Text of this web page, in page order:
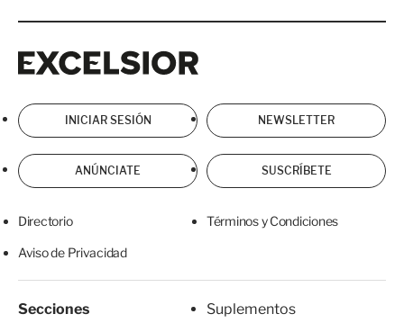
INICIAR SESIÓN NEWSLETTER
ANÚNCIATE SUSCRÍBETE
Directorio Términos y Condiciones
Aviso de Privacidad
Secciones
Suplementos